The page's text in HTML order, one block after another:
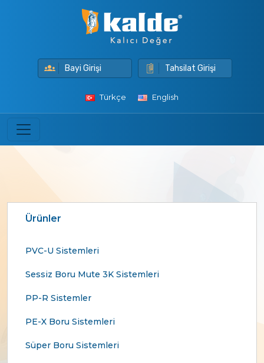
Bayi Girişi Tahsilat Girişi
Türkçe English
Ürünler
PVC-U Sistemleri
Sessiz Boru Mute 3K Sistemleri
PP-R Sistemler
PE-X Boru Sistemleri
Süper Boru Sistemleri